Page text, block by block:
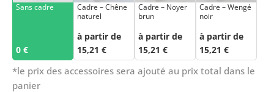
Sans cadre
0 €
Cadre – Chêne
naturel
à partir de
15,21 €
Cadre – Noyer
brun
à partir de
15,21 €
Cadre – Wengé
noir
à partir de
15,21 €
*le prix des accessoires sera ajouté au prix total dans le
panier